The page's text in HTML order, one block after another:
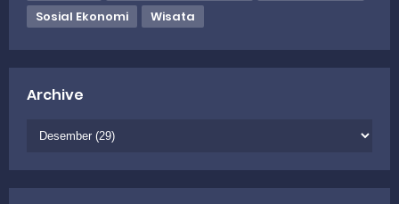
Sosial Ekonomi
Wisata
Archive